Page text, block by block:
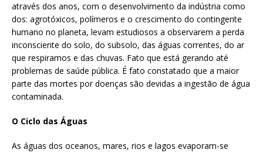
através dos anos, com o desenvolvimento da indústria como
dos: agrotóxicos, polímeros e o crescimento do contingente
humano no planeta, levam estudiosos a observarem a perda
inconsciente do solo, do subsolo, das águas correntes, do ar
que respiramos e das chuvas. Fato que está gerando até
problemas de saúde pública. É fato constatado que a maior
parte das mortes por doenças são devidas a ingestão de água
contaminada.
O Ciclo das Águas
As águas dos oceanos, mares, rios e lagos evaporam-se